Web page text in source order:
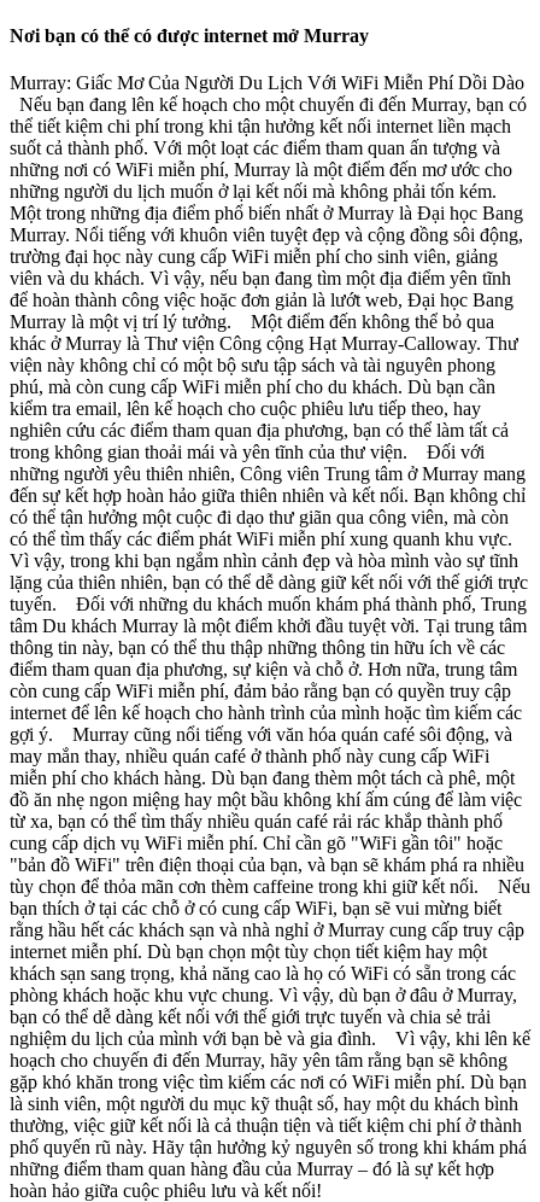
Nơi bạn có thể có được internet mở Murray
Murray: Giấc Mơ Của Người Du Lịch Với WiFi Miễn Phí Dồi Dào
Nếu bạn đang lên kế hoạch cho một chuyến đi đến Murray, bạn có
thể tiết kiệm chi phí trong khi tận hưởng kết nối internet liền mạch
suốt cả thành phố. Với một loạt các điểm tham quan ấn tượng và
những nơi có WiFi miễn phí, Murray là một điểm đến mơ ước cho
những người du lịch muốn ở lại kết nối mà không phải tốn kém.
Một trong những địa điểm phổ biến nhất ở Murray là Đại học Bang
Murray. Nổi tiếng với khuôn viên tuyệt đẹp và cộng đồng sôi động,
trường đại học này cung cấp WiFi miễn phí cho sinh viên, giảng
viên và du khách. Vì vậy, nếu bạn đang tìm một địa điểm yên tĩnh
để hoàn thành công việc hoặc đơn giản là lướt web, Đại học Bang
Murray là một vị trí lý tưởng. Một điểm đến không thể bỏ qua
khác ở Murray là Thư viện Công cộng Hạt Murray-Calloway. Thư
viện này không chỉ có một bộ sưu tập sách và tài nguyên phong
phú, mà còn cung cấp WiFi miễn phí cho du khách. Dù bạn cần
kiểm tra email, lên kế hoạch cho cuộc phiêu lưu tiếp theo, hay
nghiên cứu các điểm tham quan địa phương, bạn có thể làm tất cả
trong không gian thoải mái và yên tĩnh của thư viện. Đối với
những người yêu thiên nhiên, Công viên Trung tâm ở Murray mang
đến sự kết hợp hoàn hảo giữa thiên nhiên và kết nối. Bạn không chỉ
có thể tận hưởng một cuộc đi dạo thư giãn qua công viên, mà còn
có thể tìm thấy các điểm phát WiFi miễn phí xung quanh khu vực.
Vì vậy, trong khi bạn ngắm nhìn cảnh đẹp và hòa mình vào sự tĩnh
lặng của thiên nhiên, bạn có thể dễ dàng giữ kết nối với thế giới trực
tuyến. Đối với những du khách muốn khám phá thành phố, Trung
tâm Du khách Murray là một điểm khởi đầu tuyệt vời. Tại trung tâm
thông tin này, bạn có thể thu thập những thông tin hữu ích về các
điểm tham quan địa phương, sự kiện và chỗ ở. Hơn nữa, trung tâm
còn cung cấp WiFi miễn phí, đảm bảo rằng bạn có quyền truy cập
internet để lên kế hoạch cho hành trình của mình hoặc tìm kiếm các
gợi ý. Murray cũng nổi tiếng với văn hóa quán café sôi động, và
may mắn thay, nhiều quán café ở thành phố này cung cấp WiFi
miễn phí cho khách hàng. Dù bạn đang thèm một tách cà phê, một
đồ ăn nhẹ ngon miệng hay một bầu không khí ấm cúng để làm việc
từ xa, bạn có thể tìm thấy nhiều quán café rải rác khắp thành phố
cung cấp dịch vụ WiFi miễn phí. Chỉ cần gõ "WiFi gần tôi" hoặc
"bản đồ WiFi" trên điện thoại của bạn, và bạn sẽ khám phá ra nhiều
tùy chọn để thỏa mãn cơn thèm caffeine trong khi giữ kết nối. Nếu
bạn thích ở tại các chỗ ở có cung cấp WiFi, bạn sẽ vui mừng biết
rằng hầu hết các khách sạn và nhà nghỉ ở Murray cung cấp truy cập
internet miễn phí. Dù bạn chọn một tùy chọn tiết kiệm hay một
khách sạn sang trọng, khả năng cao là họ có WiFi có sẵn trong các
phòng khách hoặc khu vực chung. Vì vậy, dù bạn ở đâu ở Murray,
bạn có thể dễ dàng kết nối với thế giới trực tuyến và chia sẻ trải
nghiệm du lịch của mình với bạn bè và gia đình. Vì vậy, khi lên kế
hoạch cho chuyến đi đến Murray, hãy yên tâm rằng bạn sẽ không
gặp khó khăn trong việc tìm kiếm các nơi có WiFi miễn phí. Dù bạn
là sinh viên, một người du mục kỹ thuật số, hay một du khách bình
thường, việc giữ kết nối là cả thuận tiện và tiết kiệm chi phí ở thành
phố quyến rũ này. Hãy tận hưởng kỷ nguyên số trong khi khám phá
những điểm tham quan hàng đầu của Murray – đó là sự kết hợp
hoàn hảo giữa cuộc phiêu lưu và kết nối!